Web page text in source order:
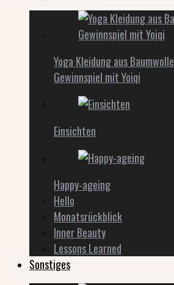
Yoga Kleidung aus Baumwolle
Gewinnspiel mit Yoiqi
Einsichten
Happy-ageing
Hello
Monatsrückblick
Inner Beauty
Lessons Learned
Sonstiges